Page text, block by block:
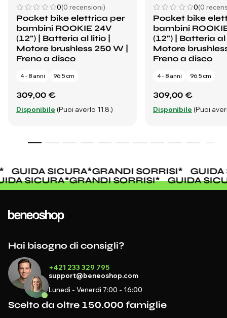
0(0 recensioni)
Pocket bike elettrica per
bambini ROOKIE 24V
(12") | Batteria al litio |
Motore brushless 250 W |
Freno a disco
4 - 8 anni 96.5 cm
309,00 €
Disponibile (Puoi averlo 11.8.)
0(0
Pocket bike
bambini
(12") | Batteria al
Motore
Freno a disco
4 - 8 anni 96.5 cm
309,00 €
Disponibile (Puoi
GUIDA SICURA*GRANDI SORRISI*
GUIDA
SICURA*GRANDI SORRISI* GUIDA
Hai bisogno di consigli?
+421 233 329 795
support@beneoshop.com
Lunedì - Venerdì 7:00 - 16:00
Scelto da oltre 150.000 famiglie